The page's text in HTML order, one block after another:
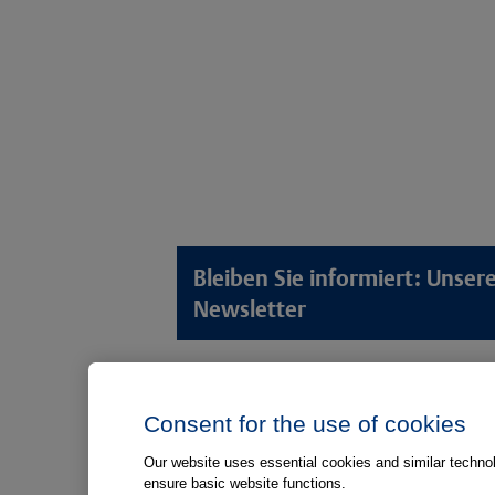
Bleiben Sie informiert:
Newsletter
Anamnese von Patient*innen
Aufnahme von Patient*innen
Aufklärung von Patient*innen
Digitale
Consent for the use of cookies
Our website uses essential cookies and similar
ensure basic website functions.